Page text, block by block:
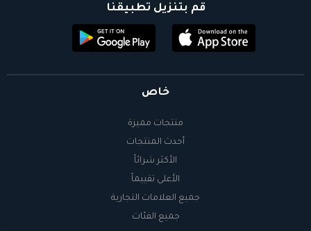
قم بتنزيل تطبيقنا
خاص
منتجات مميزة
أحدث المنتجات
الأكثر شرائاً
الأعلى تقييماً
جميع العلامات التجارية
جميع الفئات